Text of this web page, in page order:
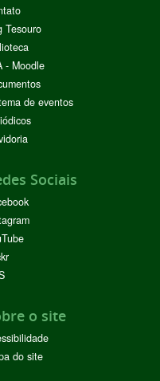
Tesouro
- Moodle
de eventos
Sociais
o site
do site